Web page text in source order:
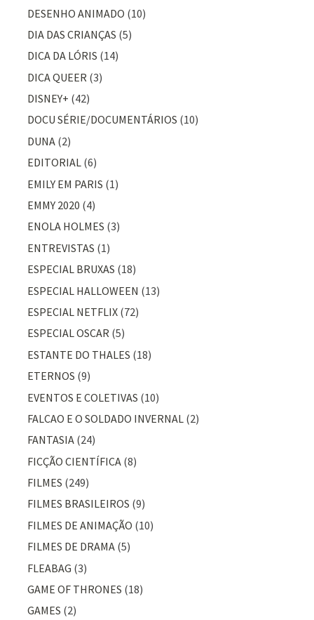
DESENHO ANIMADO (10)
DIA DAS CRIANÇAS (5)
DICA DA LÓRIS (14)
DICA QUEER (3)
DISNEY+ (42)
DOCU SÉRIE/DOCUMENTÁRIOS (10)
DUNA (2)
EDITORIAL (6)
EMILY EM PARIS (1)
EMMY 2020 (4)
ENOLA HOLMES (3)
ENTREVISTAS (1)
ESPECIAL BRUXAS (18)
ESPECIAL HALLOWEEN (13)
ESPECIAL NETFLIX (72)
ESPECIAL OSCAR (5)
ESTANTE DO THALES (18)
ETERNOS (9)
EVENTOS E COLETIVAS (10)
FALCAO E O SOLDADO INVERNAL (2)
FANTASIA (24)
FICÇÃO CIENTÍFICA (8)
FILMES (249)
FILMES BRASILEIROS (9)
FILMES DE ANIMAÇÃO (10)
FILMES DE DRAMA (5)
FLEABAG (3)
GAME OF THRONES (18)
GAMES (2)